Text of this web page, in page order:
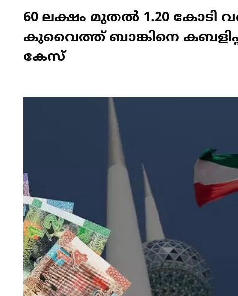
60 ലക്ഷം മുതൽ 1.20 കോടി
കുവൈത്ത്​ ബാങ്കിനെ
കേസ്